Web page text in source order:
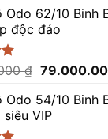
Odo 62/10 Binh
độc đáo
₫ Giá
là:
82.000.000
54/10 Binh
VIP